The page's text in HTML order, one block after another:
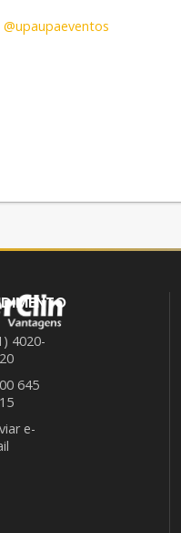
@upaupaeventos
4020-
645
e-